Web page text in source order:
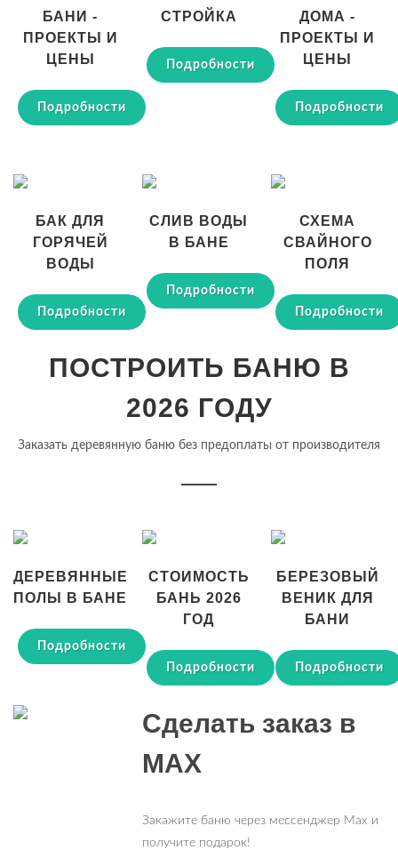
БАНИ -
ПРОЕКТЫ И
ЦЕНЫ
Подробности
СТРОЙКА
Подробности
ДОМА -
ПРОЕКТЫ И
ЦЕНЫ
Подробности
БАК ДЛЯ
ГОРЯЧЕЙ
ВОДЫ
Подробности
СЛИВ ВОДЫ
В БАНЕ
Подробности
СХЕМА
СВАЙНОГО
ПОЛЯ
Подробности
ПОСТРОИТЬ БАНЮ В
2026 ГОДУ
Заказать деревянную баню без предоплаты от производителя
ДЕРЕВЯННЫЕ
ПОЛЫ В БАНЕ
Подробности
СТОИМОСТЬ
БАНЬ 2026
ГОД
Подробности
БЕРЕЗОВЫЙ
ВЕНИК ДЛЯ
БАНИ
Подробности
Сделать заказ в
MAX
Закажите баню через мессенджер Max и
получите подарок!